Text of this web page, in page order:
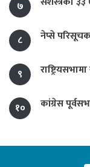
७
८ नेप्से परिसूचक
९
१० कांग्रेस